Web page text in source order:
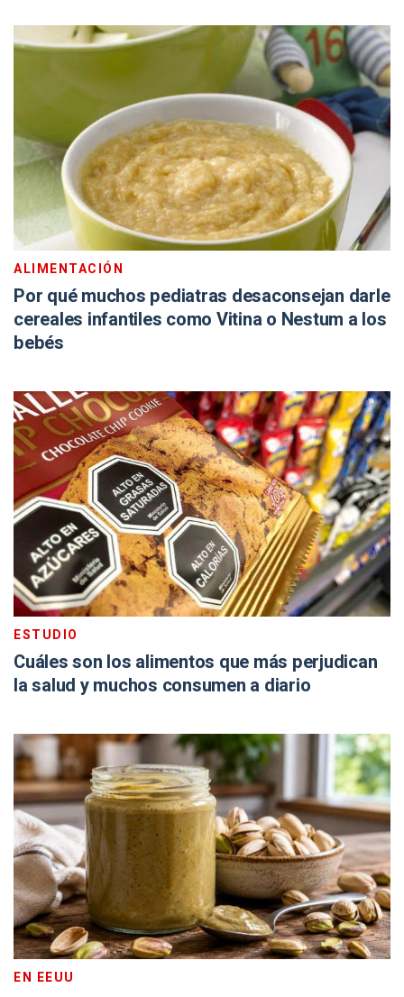
ALIMENTACIÓN
Por qué muchos pediatras desaconsejan darle
cereales infantiles como Vitina o Nestum a los
bebés
ESTUDIO
Cuáles son los alimentos que más perjudican
la salud y muchos consumen a diario
EN EEUU